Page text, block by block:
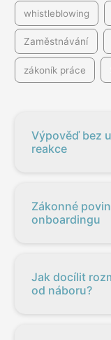
whistleblowing
Zaměstnávání
zákoník práce
Výpověď bez
reakce
Zákonné
onboardingu
Jak docílit
od náboru?